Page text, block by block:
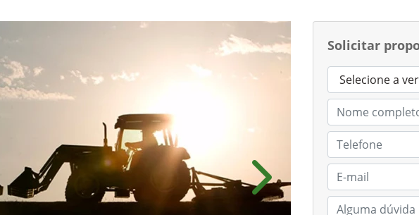
Solicitar
Próximo